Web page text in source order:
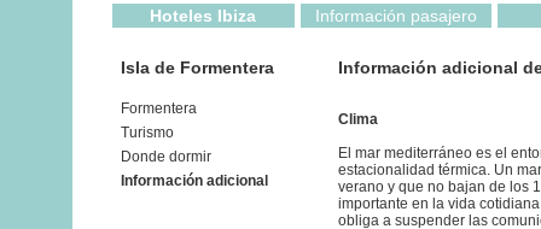
Hoteles Ibiza Información pasajero
Isla de Formentera
Formentera
Turismo
Donde dormir
Información adicional
Información adicional
Clima
El mar mediterráneo es el
estacionalidad térmica. Un
verano y que no bajan de los
importante en la vida
obliga a suspender las